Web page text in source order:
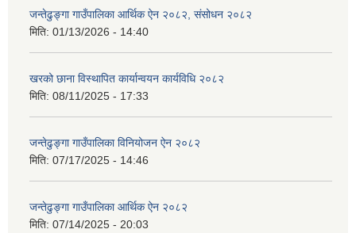
जन्तेढुङ्गा गाउँपालिका आर्थिक ऐन २०८२, संसोधन २०८२
मिति: 01/13/2026 - 14:40
खरको छाना विस्थापित कार्यान्वयन कार्यविधि २०८२
मिति: 08/11/2025 - 17:33
जन्तेढुङ्गा गाउँपालिका विनियोजन ऐन २०८२
मिति: 07/17/2025 - 14:46
जन्तेढुङ्गा गाउँपालिका आर्थिक ऐन २०८२
मिति: 07/14/2025 - 20:03